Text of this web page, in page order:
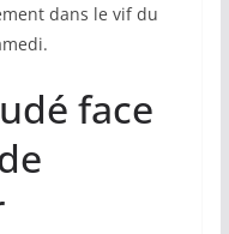
dans le vif du
face